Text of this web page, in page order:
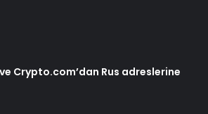
Crypto.com’dan Rus adreslerine